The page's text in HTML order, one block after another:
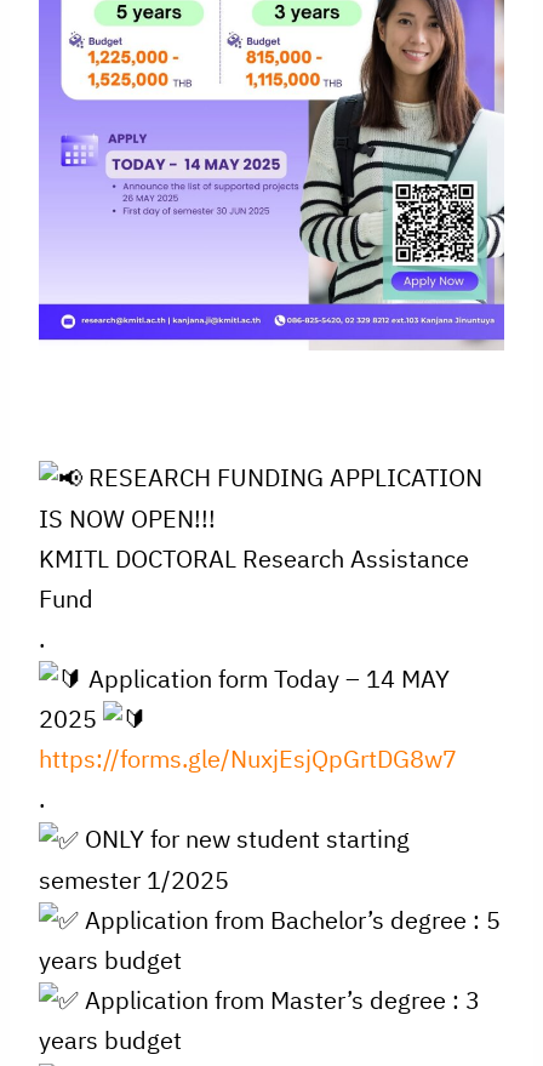
RESEARCH FUNDING APPLICATION
IS NOW OPEN!!!
KMITL DOCTORAL Research Assistance
Fund
.
Application form Today – 14 MAY
2025
https://forms.gle/NuxjEsjQpGrtDG8w7
.
ONLY for new student starting
semester 1/2025
Application from Bachelor’s degree : 5
years budget
Application from Master’s degree : 3
years budget